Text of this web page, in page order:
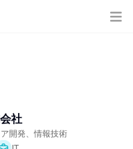
社
開発、情報技術